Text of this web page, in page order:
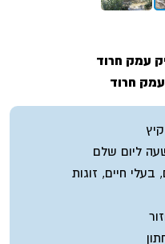
עמק חרוד
חרוד
ליום שלם
חיים, זוגות